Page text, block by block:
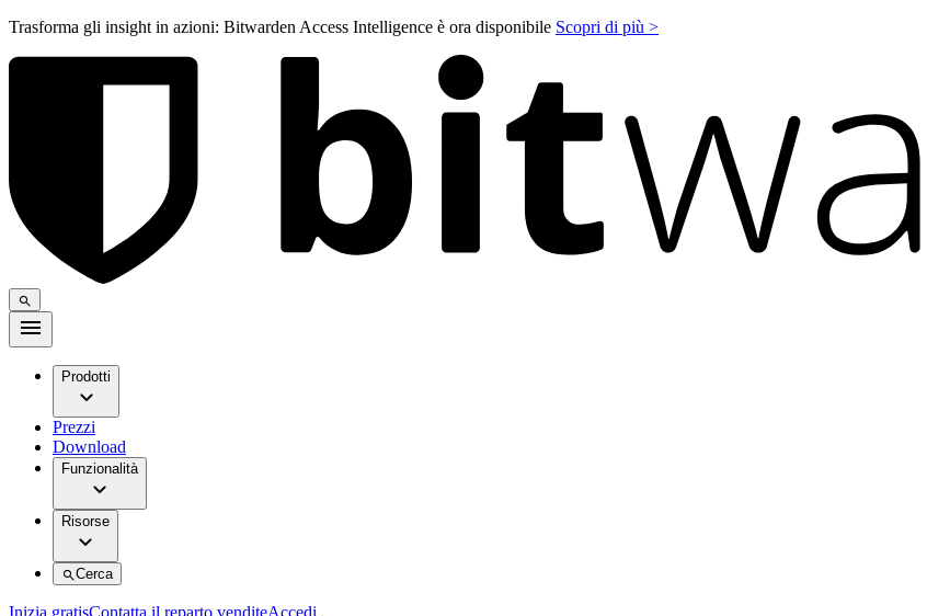
Trasforma gli insight in azioni: Bitwarden Access Intelligence è ora disponibile Scopri di più >
Prodotti
Prezzi
Download
Funzionalità
Risorse
Cerca
Inizia gratisContatta il reparto venditeAccedi